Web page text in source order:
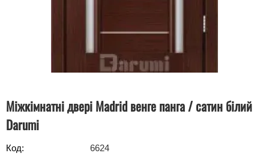
Міжкімнатні двері Madrid венге панга / сатин білий
Darumi
Код:
6624